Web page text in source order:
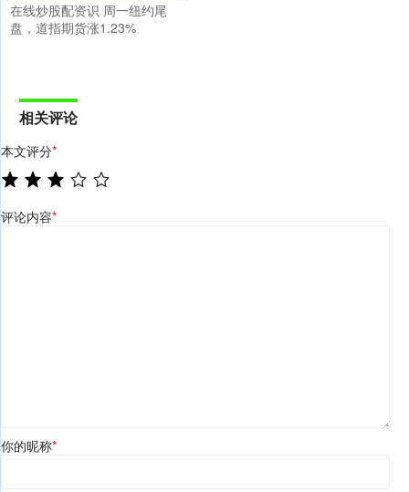
在线炒股配资识 周一纽约尾
盘，道指期货涨1.23%
相关评论
本文评分*
评论内容*
你的昵称*